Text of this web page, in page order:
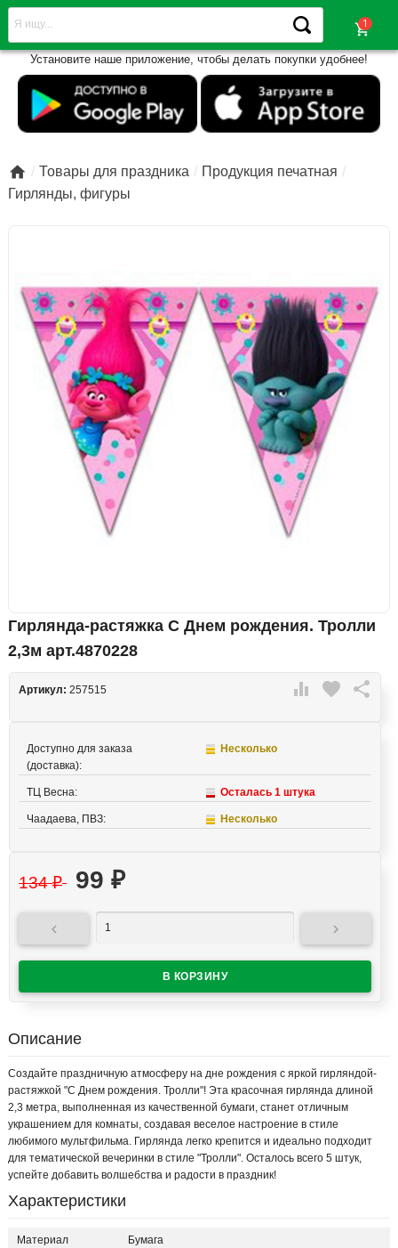
shopping_cart
Установите наше приложение, чтобы делать покупки удобнее!
 Товары для праздника
Продукция печатная
Гирлянды, фигуры
Гирлянда-растяжка С Днем рождения. Тролли
2,3м арт.4870228
 favorite 
Артикул: 257515
Доступно для заказа
(доставка):
Несколько
ТЦ Весна: Осталась 1 штука
Чаадаева, ПВЗ: Несколько
134₽ 99 ₽
 
Описание
Создайте праздничную атмосферу на дне рождения с яркой гирляндой-
растяжкой "С Днем рождения. Тролли"! Эта красочная гирлянда длиной
2,3 метра, выполненная из качественной бумаги, станет отличным
украшением для комнаты, создавая веселое настроение в стиле
любимого мультфильма. Гирлянда легко крепится и идеально подходит
для тематической вечеринки в стиле "Тролли". Осталось всего 5 штук,
успейте добавить волшебства и радости в праздник!
Характеристики
Материал Бумага